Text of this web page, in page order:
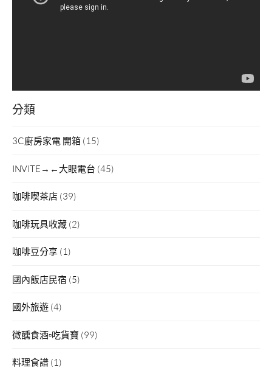
分類
3C廚房家電 開箱 (15)
INVITE→←大眼電台 (45)
咖啡喫茶店 (39)
咖啡玩具收藏 (2)
咖啡豆分享 (1)
國內飯店民宿 (5)
國外旅遊 (4)
微醺食酒▫吃貨寶 (99)
料理食譜 (1)